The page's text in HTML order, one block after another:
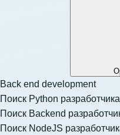
Back end development
Поиск Python разработчика
Поиск Backend
Поиск NodeJS